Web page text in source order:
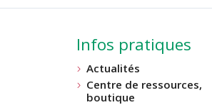
Infos pratiques
Actualités
Centre de ressources,
boutique